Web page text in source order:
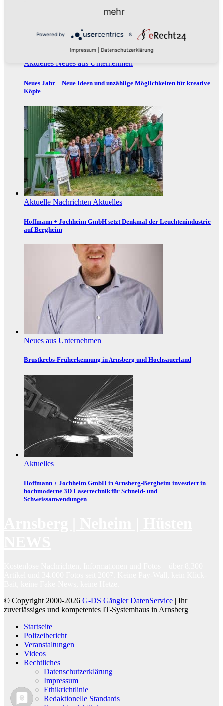
Aktuelles Neues aus Unternehmen
Neues Jahr – Neue Ideen und unzählige Möglichkeiten für kreative
Köpfe
Aktuelle Nachrichten Aktuelles
Hoffmann + Jochheim GmbH setzt Denkmal der Leuchtenindustrie
auf Bergheim
Neues aus Unternehmen
Brustkrebs-Früherkennung in Arnsberg und Hochsauerland
Aktuelles
Hoffmann + Jochheim GmbH in Arnsberg-Bergheim investiert in
hochmoderne 3D Lasertechnik für Schneid- und
Schweissanwendungen
© Copyright 2000-2026 G-DS Gängler DatenService | Ihr
zuverlässiges und kompetentes IT-Systemhaus in Arnsberg
Startseite
Polizeibericht
Veranstaltungen
Videos
Rechtliches
Datenschutzerklärung
Impressum
Ethikrichtlinie
Redaktionelle Standards
mehr
Powered by &
Impressum Datenschutzerklärung